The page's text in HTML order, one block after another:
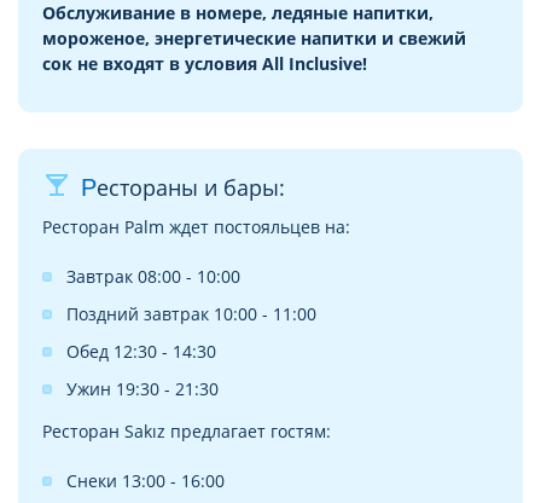
Обслуживание в номере, ледяные напитки,
мороженое, энергетические напитки и свежий
сок не входят в условия All Inclusive!
local_bar Рестораны и бары:
Ресторан Palm ждет постояльцев на:
Завтрак 08:00 - 10:00
Поздний завтрак 10:00 - 11:00
Обед 12:30 - 14:30
Ужин 19:30 - 21:30
Ресторан Sakız предлагает гостям:
Снеки 13:00 - 16:00